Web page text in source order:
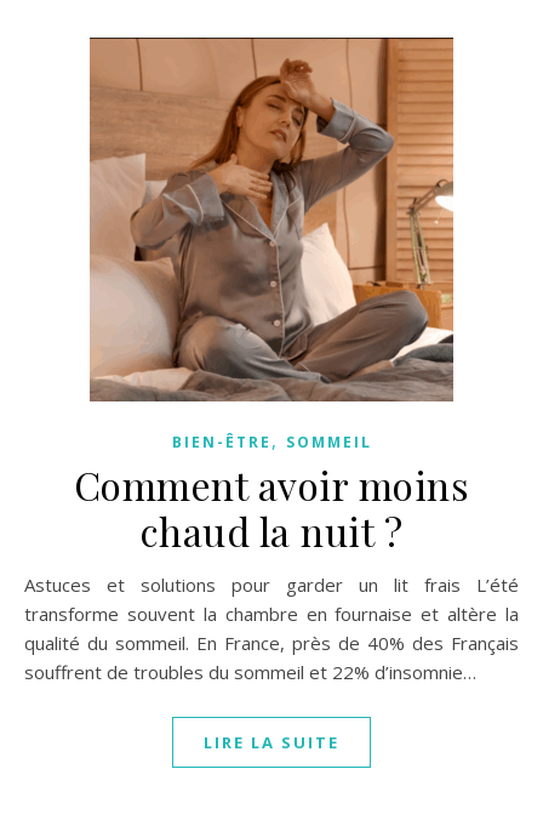
BIEN-ÊTRE , SOMMEIL
Comment avoir moins
chaud la nuit ?
Astuces et solutions pour garder un lit frais L’été
transforme souvent la chambre en fournaise et altère la
qualité du sommeil. En France, près de 40% des Français
souffrent de troubles du sommeil et 22% d’insomnie…
LIRE LA SUITE